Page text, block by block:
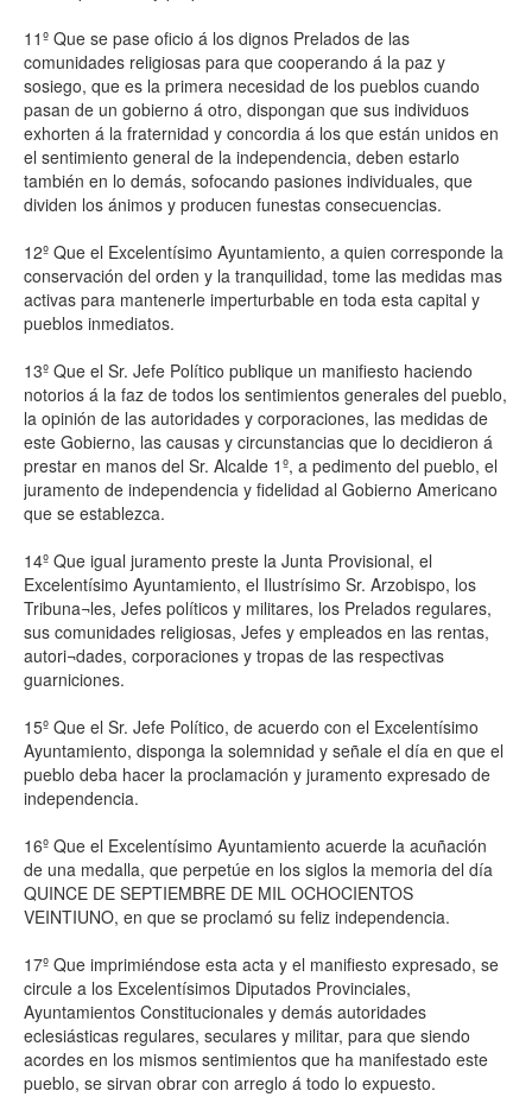
11º Que se pase oficio á los dignos Prelados de las
comunidades religiosas para que cooperando á la paz y
sosiego, que es la primera necesidad de los pueblos cuando
pasan de un gobierno á otro, dispongan que sus individuos
exhorten á la fraternidad y concordia á los que están unidos en
el sentimiento general de la independencia, deben estarlo
también en lo demás, sofocando pasiones individuales, que
dividen los ánimos y producen funestas consecuencias.
12º Que el Excelentísimo Ayuntamiento, a quien corresponde la
conservación del orden y la tranquilidad, tome las medidas mas
activas para mantenerle imperturbable en toda esta capital y
pueblos inmediatos.
13º Que el Sr. Jefe Político publique un manifiesto haciendo
notorios á la faz de todos los sentimientos generales del pueblo,
la opinión de las autoridades y corporaciones, las medidas de
este Gobierno, las causas y circunstancias que lo decidieron á
prestar en manos del Sr. Alcalde 1º, a pedimento del pueblo, el
juramento de independencia y fidelidad al Gobierno Americano
que se establezca.
14º Que igual juramento preste la Junta Provisional, el
Excelentísimo Ayuntamiento, el Ilustrísimo Sr. Arzobispo, los
Tribuna¬les, Jefes políticos y militares, los Prelados regulares,
sus comunidades religiosas, Jefes y empleados en las rentas,
autori¬dades, corporaciones y tropas de las respectivas
guarniciones.
15º Que el Sr. Jefe Político, de acuerdo con el Excelentísimo
Ayuntamiento, disponga la solemnidad y señale el día en que el
pueblo deba hacer la proclamación y juramento expresado de
independencia.
16º Que el Excelentísimo Ayuntamiento acuerde la acuñación
de una medalla, que perpetúe en los siglos la memoria del día
QUINCE DE SEPTIEMBRE DE MIL OCHOCIENTOS
VEINTIUNO, en que se proclamó su feliz independencia.
17º Que imprimiéndose esta acta y el manifiesto expresado, se
circule a los Excelentísimos Diputados Provinciales,
Ayuntamientos Constitucionales y demás autoridades
eclesiásticas regulares, seculares y militar, para que siendo
acordes en los mismos sentimientos que ha manifestado este
pueblo, se sirvan obrar con arreglo á todo lo expuesto.